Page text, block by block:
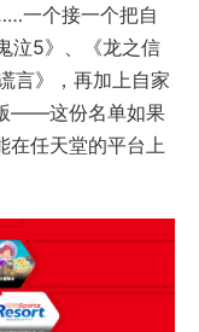
一个接一个把自
泣5》、《龙之信
言》，再加上自家
——这份名单如果
在任天堂的平台上